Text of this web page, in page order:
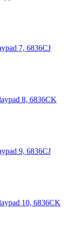
7, 6836CJ
8, 6836CK
9, 6836CJ
10, 6836CK